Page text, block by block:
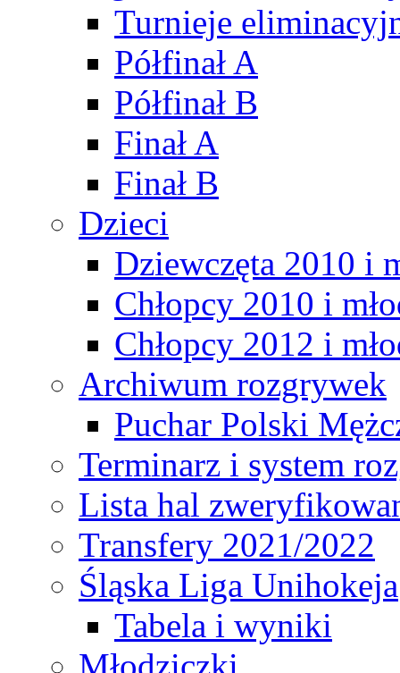
Turnieje
Półfinał A
Półfinał B
Finał A
Finał B
Dzieci
Dziewczęta 2010 i
Chłopcy 2010 i
Chłopcy 2012 i
Archiwum rozgrywek
Puchar Polski
Terminarz i system
Lista hal
Transfery 2021/2022
Śląska Liga Unihokeja
Tabela i wyniki
Młodziczki